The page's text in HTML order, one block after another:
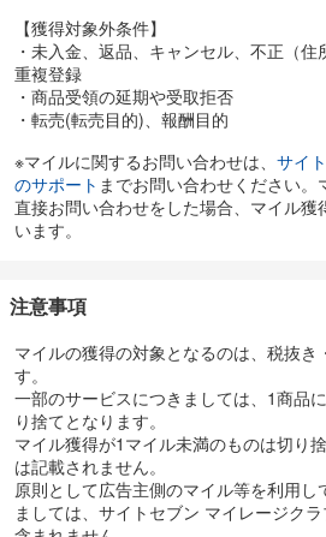
【獲得対象外条件】
・未入金、返品、キャンセル、不正（住
重複登録
・商品受領の延期や受取拒否
・転売(転売目的)、報酬目的
※マイルに関するお問い合わせは、 サイ
のサポート までお問い合わせください
直接お問い合わせをした場合、マイル
います。
注意事項
マイルの獲得の対象となるのは、税抜き
す。
一部のサービスにつきましては、1商品
り捨てとなります。
マイル獲得が1マイル未満のものは切り
は記載されません。
原則として広告主側のマイル等を利用し
ましては、サイトセブン マイレージク